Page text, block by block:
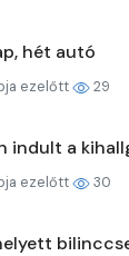
hét autó
ezelőtt 29
indult a
ezelőtt 30